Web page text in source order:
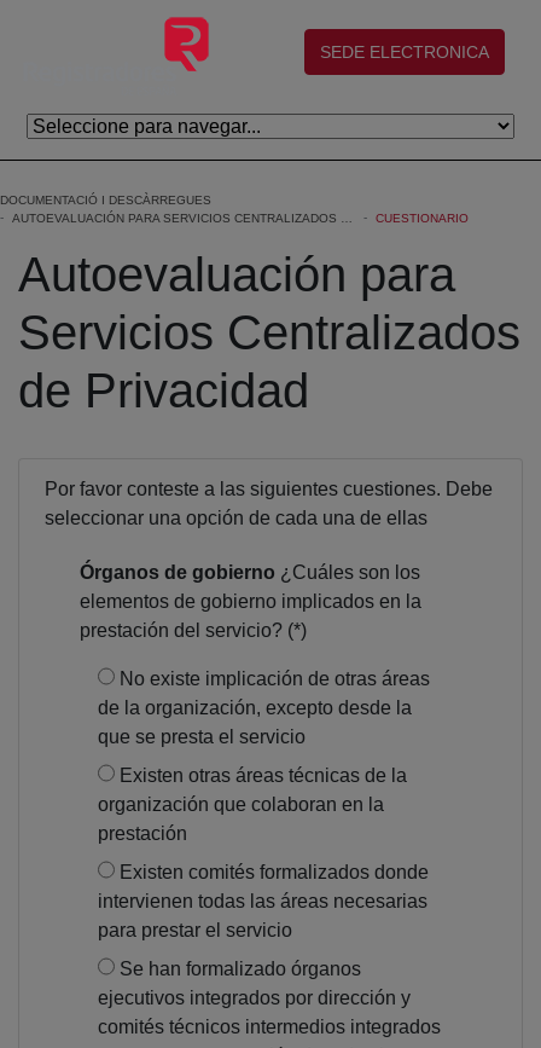
Salta al contingut principal
(abre en nueva ventana)
SEDE ELECTRONICA
DOCUMENTACIÓ I DESCÀRREGUES
CUESTIONARIO
Autoevaluación para
Servicios Centralizados
de Privacidad
Cuestionario Premios AEPD
Por favor conteste a las siguientes cuestiones. Debe
seleccionar una opción de cada una de ellas
Órganos de gobierno ¿Cuáles son los
elementos de gobierno implicados en la
prestación del servicio? (*)
No existe implicación de otras áreas
de la organización, excepto desde la
que se presta el servicio
Existen otras áreas técnicas de la
organización que colaboran en la
prestación
Existen comités formalizados donde
intervienen todas las áreas necesarias
para prestar el servicio
Se han formalizado órganos
ejecutivos integrados por dirección y
comités técnicos intermedios integrados